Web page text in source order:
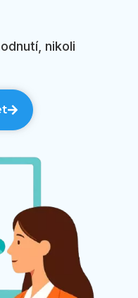
nikoli